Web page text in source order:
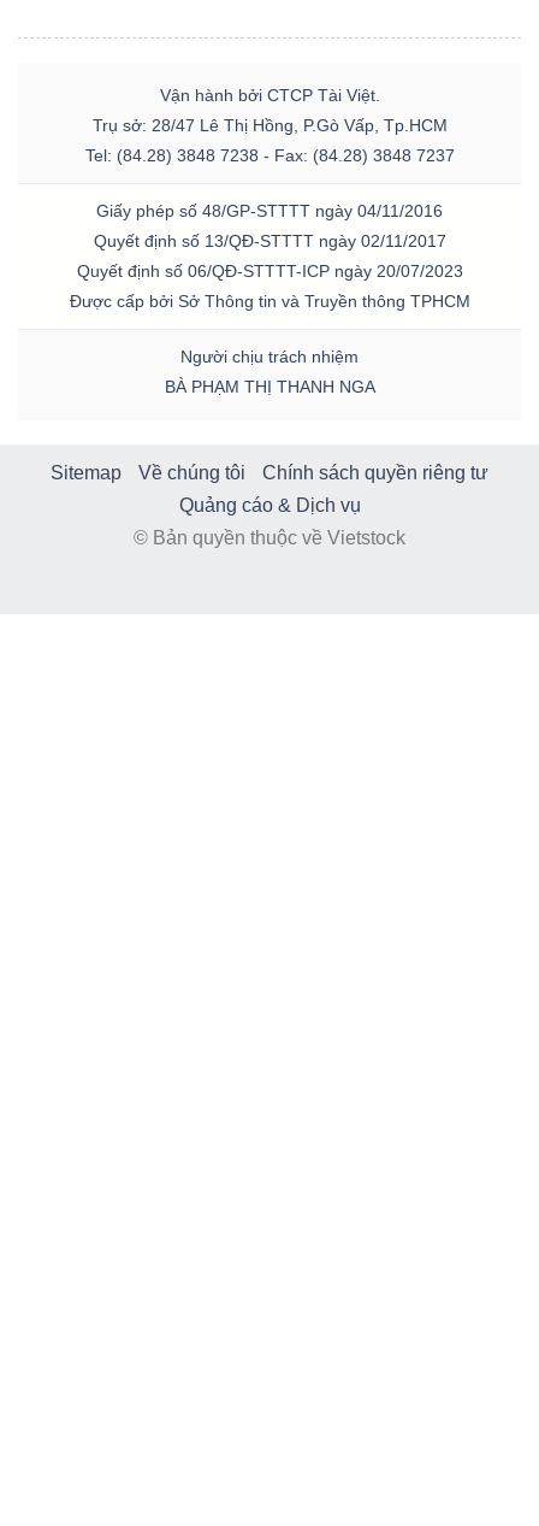
Vận hành bởi CTCP Tài Việt.
Trụ sở: 28/47 Lê Thị Hồng, P.Gò Vấp, Tp.HCM
Tel: (84.28) 3848 7238 - Fax: (84.28) 3848 7237
Giấy phép số 48/GP-STTTT ngày 04/11/2016
Quyết định số 13/QĐ-STTTT ngày 02/11/2017
Quyết định số 06/QĐ-STTTT-ICP ngày 20/07/2023
Được cấp bởi Sở Thông tin và Truyền thông TPHCM
Người chịu trách nhiệm
BÀ PHẠM THỊ THANH NGA
Sitemap Về chúng tôi
Chính sách quyền riêng tư
Quảng cáo & Dịch vụ
© Bản quyền thuộc về Vietstock